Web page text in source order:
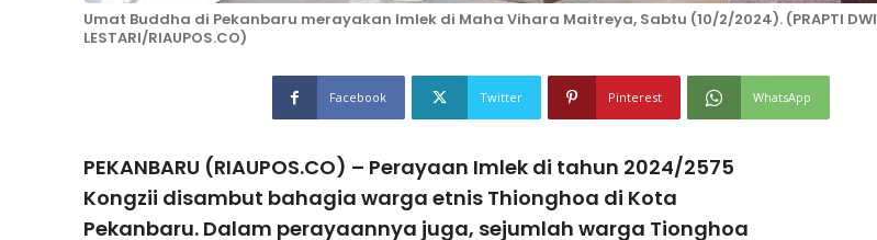
Umat Buddha di Pekanbaru merayakan Imlek di Maha Vihara Maitreya, Sabtu (10/2/2024). (PRAPTI DWI
LESTARI/RIAUPOS.CO)
Facebook Twitter Pinterest WhatsApp
PEKANBARU (RIAUPOS.CO) – Perayaan Imlek di tahun 2024/2575
Kongzii disambut bahagia warga etnis Thionghoa di Kota
Pekanbaru. Dalam perayaannya juga, sejumlah warga Tionghoa